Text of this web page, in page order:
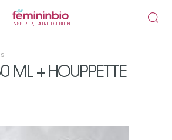
INSPIRER, FAIRE DU BIEN
ML + HOUPPETTE